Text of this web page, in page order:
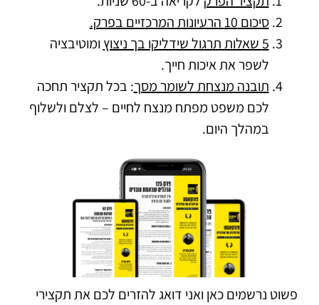
סיכום 10 הרעיונות המרכזיים בפרק.
5 שאלות תרגול שידליקו בך ניצוץ
ומוטיבציה
לשפר את איכות חייך.
תובנה מנצחת לשומר מסך: בכל תקציר תחכה
לכם משפט מפתח מנצח לחיים – לצלם ולשלוף
במהלך היום.
פשוט נרשמים כאן ואני דואג להזרים לכם את תקצירי